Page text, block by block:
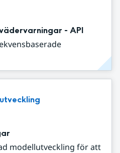
- API
modellutveckling för att